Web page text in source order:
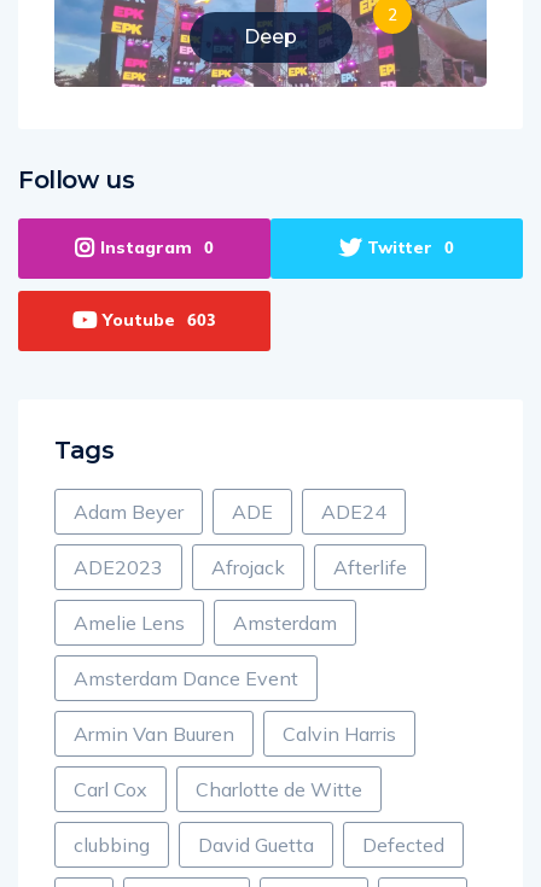
Deep
2
Follow us
Instagram 0 Twitter 0
Youtube 603
Tags
Adam Beyer ADE ADE24
ADE2023 Afrojack Afterlife
Amelie Lens Amsterdam
Amsterdam Dance Event
Armin Van Buuren Calvin Harris
Carl Cox Charlotte de Witte
clubbing David Guetta Defected